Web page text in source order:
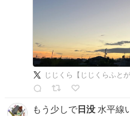
じじくら【じじくらふと
もう少しで 日没 水平線